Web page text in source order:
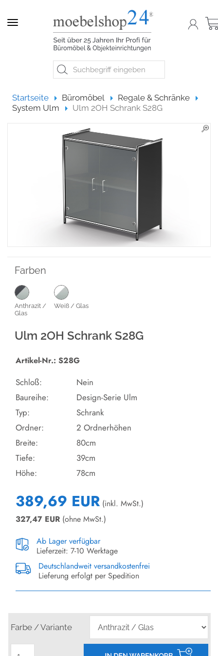
Navigation
StartseiteStartseite
Büromöbel
Regale & Schränke
System Ulm
Ulm 2OH Schrank S28G
Farben
Anthrazit /
Glas
Weiß / Glas
Ulm 2OH Schrank S28G
Artikel-Nr.: S28G
Schloß:
Nein
Baureihe:
Design-Serie Ulm
Typ:
Schrank
Ordner:
2 Ordnerhöhen
Breite:
80cm
Tiefe:
39cm
Höhe:
78cm
389,69 EUR (inkl. MwSt.)
327,47 EUR (ohne MwSt.)
Ab Lager verfügbar
Lieferzeit: 7-10 Werktage
Deutschlandweit versandkostenfrei
Lieferung erfolgt per Spedition
Farbe / Variante